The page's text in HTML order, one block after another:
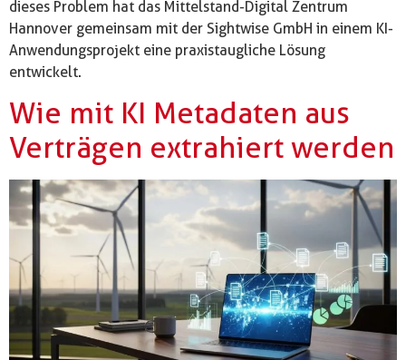
dieses Problem hat das Mittelstand-Digital Zentrum
Hannover gemeinsam mit der Sightwise GmbH in einem KI-
Anwendungsprojekt eine praxistaugliche Lösung
entwickelt.
Wie mit KI Metadaten aus
Verträgen extrahiert werden